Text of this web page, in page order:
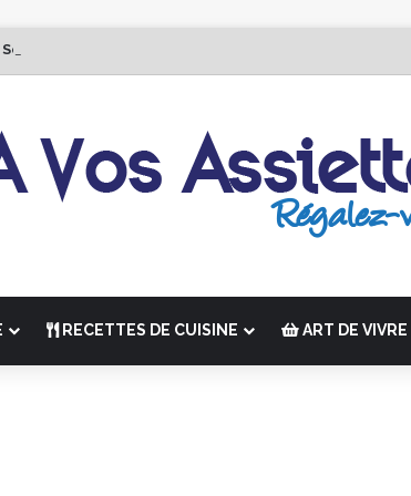
des Chefs” du 19 au 24 octobre 2026
RECETTES DE CUISINE ART DE VIVRE